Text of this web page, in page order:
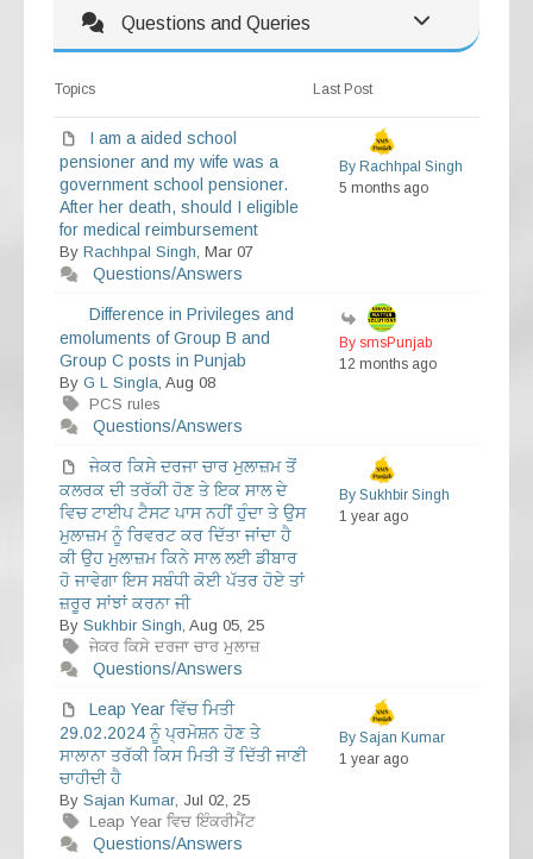
Questions and Queries
Topics Last Post
I am a aided school
pensioner and my wife was a
government school pensioner.
After her death, should I eligible
for medical reimbursement
By Rachhpal Singh, Mar 07
Questions/Answers
By Rachhpal Singh
5 months ago
Difference in Privileges and
emoluments of Group B and
Group C posts in Punjab
By G L Singla, Aug 08
PCS rules
Questions/Answers
By smsPunjab
12 months ago
ਜੇਕਰ ਕਿਸੇ ਦਰਜਾ ਚਾਰ ਮੁਲਾਜ਼ਮ ਤੋਂ
ਕਲਰਕ ਦੀ ਤਰੱਕੀ ਹੋਣ ਤੇ ਇਕ ਸਾਲ ਦੇ
ਵਿਚ ਟਾਈਪ ਟੈਸਟ ਪਾਸ ਨਹੀਂ ਹੁੰਦਾ ਤੇ ਉਸ
ਮੁਲਾਜ਼ਮ ਨੂੰ ਰਿਵਰਟ ਕਰ ਦਿੱਤਾ ਜਾਂਦਾ ਹੈ
ਕੀ ਉਹ ਮੁਲਾਜ਼ਮ ਕਿਨੇ ਸਾਲ ਲਈ ਡੀਬਾਰ
ਹੋ ਜਾਵੇਗਾ ਇਸ ਸਬੰਧੀ ਕੋਈ ਪੱਤਰ ਹੋਏ ਤਾਂ
ਜ਼ਰੂਰ ਸਾਂਝਾਂ ਕਰਨਾ ਜੀ
By Sukhbir Singh, Aug 05, 25
ਜੇਕਰ ਕਿਸੇ ਦਰਜਾ ਚਾਰ ਮੁਲਾਜ਼
Questions/Answers
By Sukhbir Singh
1 year ago
Leap Year ਵਿੱਚ ਮਿਤੀ
29.02.2024 ਨੂੰ ਪ੍ਰਮੋਸ਼ਨ ਹੋਣ ਤੇ
ਸਾਲਾਨਾ ਤਰੱਕੀ ਕਿਸ ਮਿਤੀ ਤੋਂ ਦਿੱਤੀ ਜਾਣੀ
ਚਾਹੀਦੀ ਹੈ
By Sajan Kumar, Jul 02, 25
Leap Year ਵਿਚ ਇੰਕਰੀਮੈਂਟ
Questions/Answers
By Sajan Kumar
1 year ago